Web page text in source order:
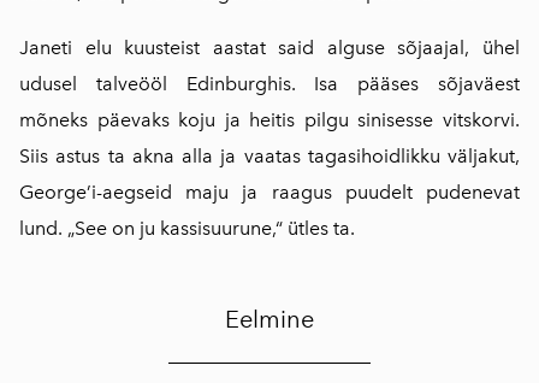
Janeti elu kuusteist aastat said alguse sõjaajal, ühel
udusel talveööl Edinburghis. Isa pääses sõjaväest
mõneks päevaks koju ja heitis pilgu sinisesse vitskorvi.
Siis astus ta akna alla ja vaatas tagasihoidlikku väljakut,
George’i-aegseid maju ja raagus puudelt pudenevat
lund. „See on ju kassisuurune,“ ütles ta.
Eelmine